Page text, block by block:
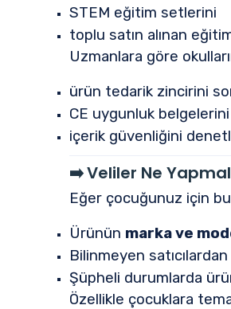
STEM eğitim setlerini
toplu satın alınan
Uzmanlara göre
ürün tedarik zincirini
CE uygunluk
içerik güvenliğini
➡️Veliler Ne
Eğer çocuğunuz için
Ürünün marka ve
Bilinmeyen
Şüpheli durumlarda
Özellikle çocuklara